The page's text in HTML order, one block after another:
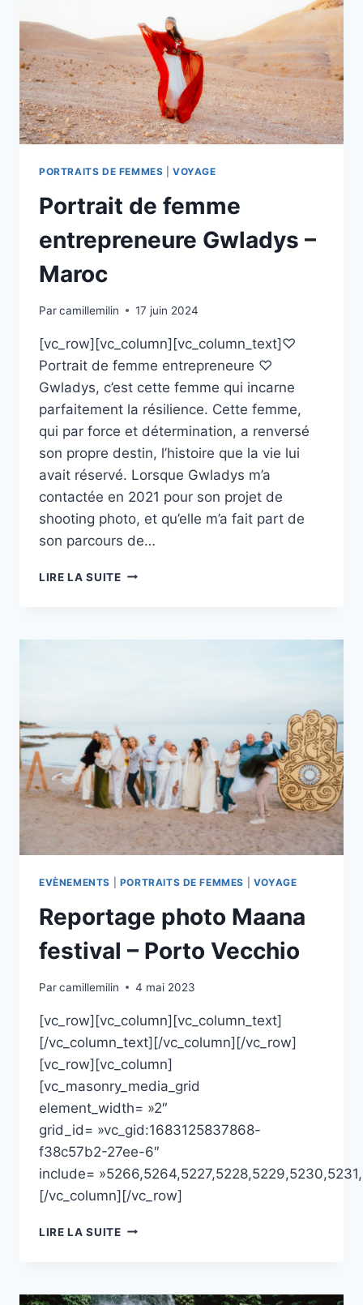
PORTRAITS DE FEMMES |VOYAGE
Portrait de femme
entrepreneure Gwladys –
Maroc
Parcamillemilin 17 juin 2024
[vc_row][vc_column][vc_column_text]♡
Portrait de femme entrepreneure ♡
Gwladys, c’est cette femme qui incarne
parfaitement la résilience. Cette femme,
qui par force et détermination, a renversé
son propre destin, l’histoire que la vie lui
avait réservé. Lorsque Gwladys m’a
contactée en 2021 pour son projet de
shooting photo, et qu’elle m’a fait part de
son parcours de…
LIRE LA SUITEPORTRAIT
GWLADYS
EVÈNEMENTS PORTRAITS DE FEMMES VOYAGE
Reportage photo Maana
festival – Porto Vecchio
Parcamillemilin 4 mai 2023
[vc_row][vc_column][vc_column_text]
[/vc_column_text][/vc_column][/vc_row]
[vc_row][vc_column]
[vc_masonry_media_grid
element_width= »2″
grid_id= »vc_gid:1683125837868-
f38c57b2-27ee-6″
include=
[/vc_column][/vc_row]
LIRE LA SUITEREPORTAGE
–